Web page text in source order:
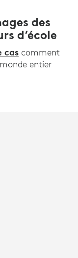
des
d’école
cas comment
entier